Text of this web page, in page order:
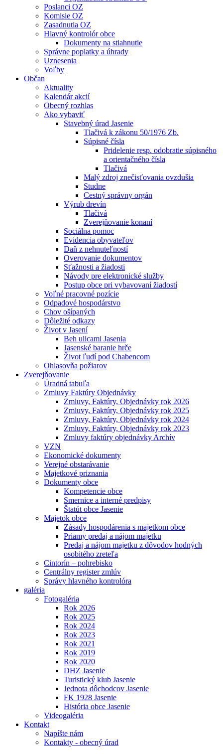
Poslanci OZ
Komisie OZ
Zasadnutia OZ
Hlavný kontrolór obce
Dokumenty na stiahnutie
Správne poplatky a úhrady
Uznesenia
Voľby
Občan
Aktuality
Kalendár akcií
Obecný rozhlas
Ako vybaviť
Stavebný úrad Jasenie
Tlačivá k zákonu 50/1976 Zb.
Súpisné čísla
Pridelenie resp. odobratie súpisného
a orientačného čísla
Tlačivá
Malý zdroj znečisťovania ovzdušia
Studne
Cestný správny orgán
Výrub drevín
Tlačivá
Zverejňovanie konaní
Sociálna pomoc
Evidencia obyvateľov
Daň z nehnuteľností
Overovanie dokumentov
Sťažnosti a žiadosti
Návody pre elektronické služby
Postup obce pri vybavovaní žiadostí
Voľné pracovné pozície
Odpadové hospodárstvo
Chov ošípaných
Dôležité odkazy
Život v Jasení
Beh ulicami Jasenia
Jasenské baranie hrče
Život ľudí pod Chabencom
Ohlasovňa požiarov
Zverejňovanie
Úradná tabuľa
Zmluvy Faktúry Objednávky
Zmluvy, Faktúry, Objednávky rok 2026
Zmluvy, Faktúry, Objednávky rok 2025
Zmluvy, Faktúry, Objednávky rok 2024
Zmluvy, Faktúry, Objednávky rok 2023
Zmluvy faktúry objednávky Archív
VZN
Ekonomické dokumenty
Verejné obstarávanie
Majetkové priznania
Dokumenty obce
Kompetencie obce
Smernice a interné predpisy
Štatút obce Jasenie
Majetok obce
Zásady hospodárenia s majetkom obce
Priamy predaj a nájom majetku
Predaj a nájom majetku z dôvodov hodných
osobitého zreteľa
Cintorín – pohrebisko
Centrálny register zmlúv
Správy hlavného kontrolóra
galéria
Fotogaléria
Rok 2026
Rok 2025
Rok 2024
Rok 2023
Rok 2021
Rok 2019
Rok 2020
DHZ Jasenie
Turistický klub Jasenie
Jednota dôchodcov Jasenie
FK 1928 Jasenie
História obce Jasenie
Videogaléria
Kontakt
Napíšte nám
Kontakty - obecný úrad